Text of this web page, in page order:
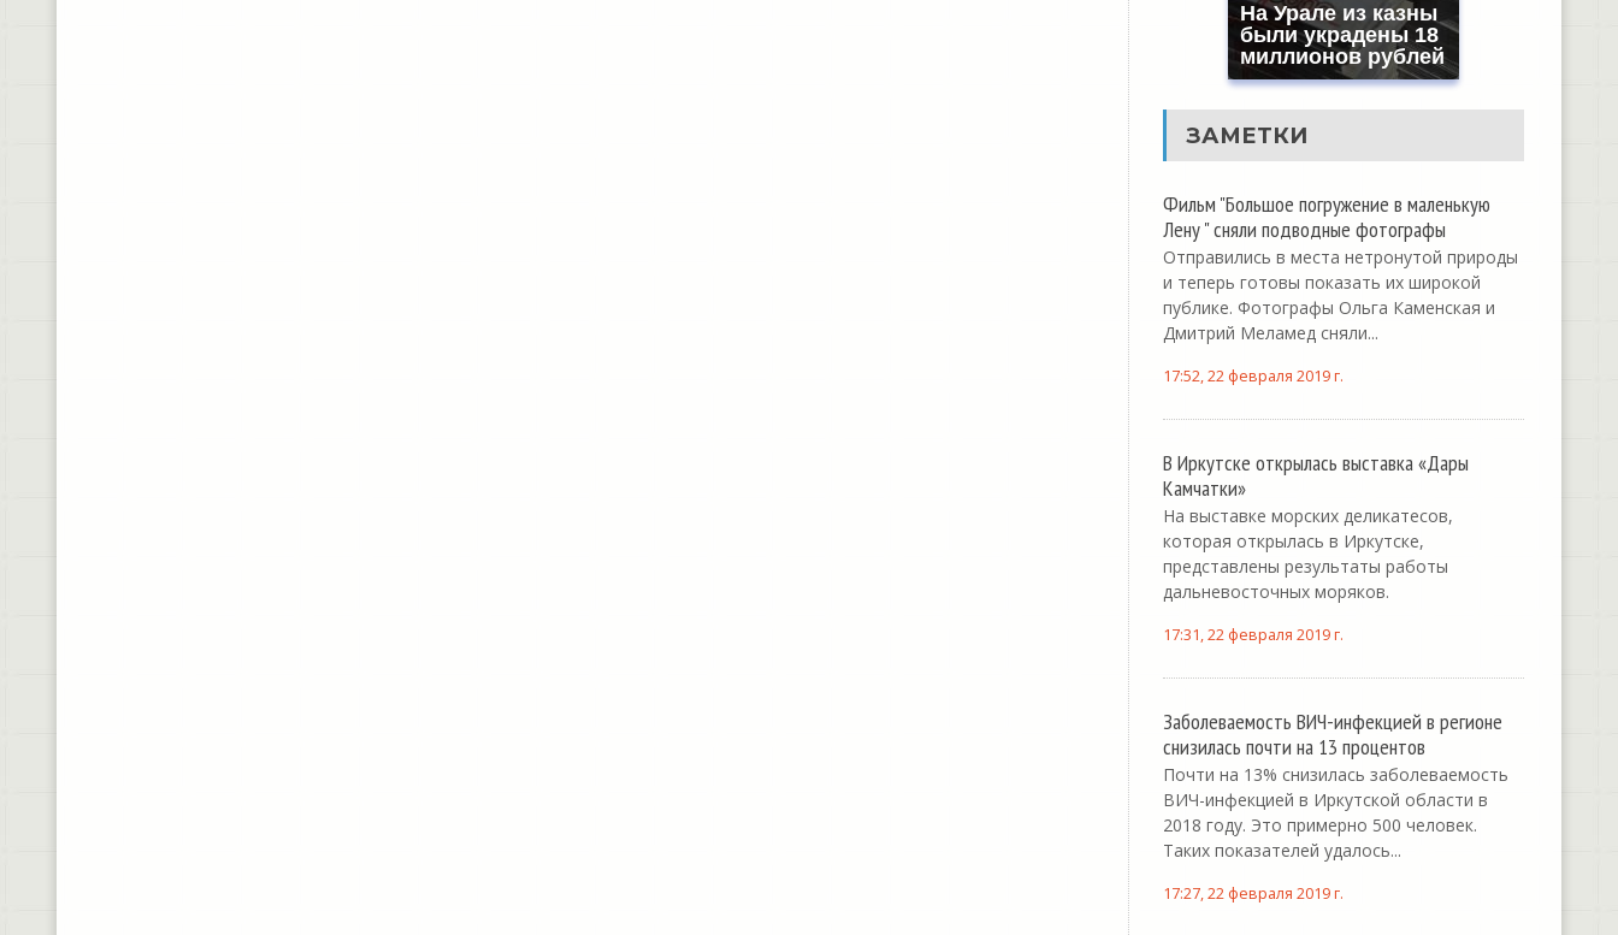
На Урале из казны
были украдены 18
миллионов рублей
ЗАМЕТКИ
Фильм "Большое погружение в маленькую
Лену " сняли подводные фотографы
Отправились в места нетронутой природы
и теперь готовы показать их широкой
публике. Фотографы Ольга Каменская и
Дмитрий Меламед сняли...
17:52, 22 февраля 2019 г.
В Иркутске открылась выставка «Дары
Камчатки»
На выставке морских деликатесов,
которая открылась в Иркутске,
представлены результаты работы
дальневосточных моряков.
17:31, 22 февраля 2019 г.
Заболеваемость ВИЧ-инфекцией в регионе
снизилась почти на 13 процентов
Почти на 13% снизилась заболеваемость
ВИЧ-инфекцией в Иркутской области в
2018 году. Это примерно 500 человек.
Таких показателей удалось...
17:27, 22 февраля 2019 г.